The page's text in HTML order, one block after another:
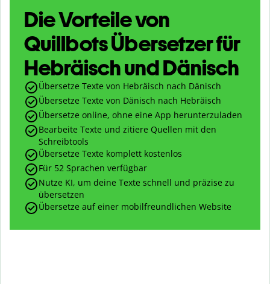
Die Vorteile von
Quillbots Übersetzer für
Hebräisch und Dänisch
Übersetze Texte von Hebräisch nach Dänisch
Übersetze Texte von Dänisch nach Hebräisch
Übersetze online, ohne eine App herunterzuladen
Bearbeite Texte und zitiere Quellen mit den
Schreibtools
Übersetze Texte komplett kostenlos
Für 52 Sprachen verfügbar
Nutze KI, um deine Texte schnell und präzise zu
übersetzen
Übersetze auf einer mobilfreundlichen Website